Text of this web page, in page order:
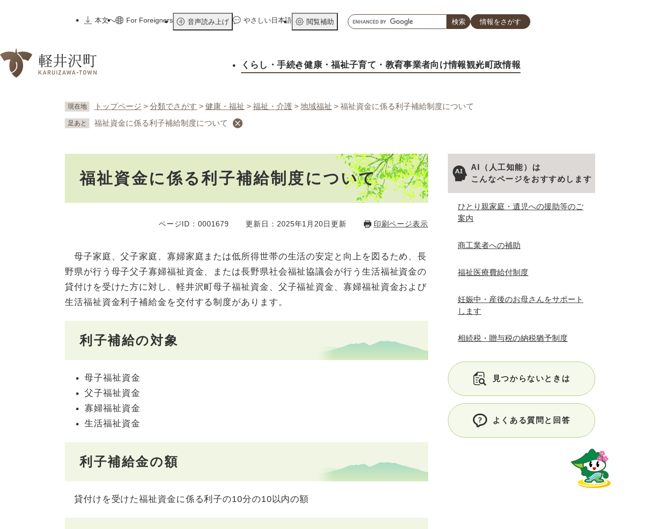
先
本文へ
For Foreigners 音声読み上げ やさしい日本語 閲覧補助
キ
ー
ド
情報をさがす
くらし ・手続き健康 ・福祉子育て ・教育事業者向け情報観光町政情報
現在地 トップページ > 分類でさがす > 健康・福祉 > 福祉・介護 > 地域福祉 > 福祉資金に係る利子補給制度について
足あと 福祉資金に係る利子補給制度について
福祉資金に係る利子補給制度について
ページID：0001679 更新日：2025年1月20日更新 印刷ページ表示
母子家庭、父子家庭、寡婦家庭または低所得世帯の生活の安定と向上を図るため、長
野県が行う母子父子寡婦福祉資金、または長野県社会福祉協議会が行う生活福祉資金の
貸付けを受けた方に対し、軽井沢町母子福祉資金、父子福祉資金、寡婦福祉資金および
生活福祉資金利子補給金を交付する制度があります。
利子補給の対象
母子福祉資金
父子福祉資金
寡婦福祉資金
生活福祉資金
利子補給金の額
貸付けを受けた福祉資金に係る利子の10分の10以内の額
AI（人工知能）は
こんなページをおすすめします
ひとり親家庭・遺児への援助等のご
案内
商工業者への補助
福祉医療費給付制度
妊娠中・産後のお母さんをサポート
します
相続税・贈与税の納税猶予制度
見つからないときは
よくある質問と回答